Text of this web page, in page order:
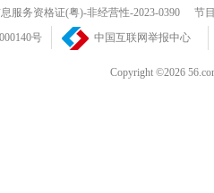
服务资格证(粤)-非经营性-2023-0390
节
号
中国互联网举报中心
Copyright ©2026